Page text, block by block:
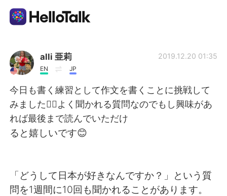
Language Exchange App
AI Grammar Checker
English
Español العربية
alli 亜莉
EN JP
2019.12.20 01:35
今日も書く練習として作文を書くことに挑戦して
みました🧚‍♀️よく聞かれる質問なのでもし興味があ
れば最後まで読んでいただけ
ると嬉しいです😊
「どうして日本が好きなんですか？」という質
問を1週間に10回も聞かれることがあります。